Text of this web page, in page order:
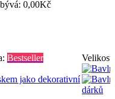
0,00Kč
Bestseller